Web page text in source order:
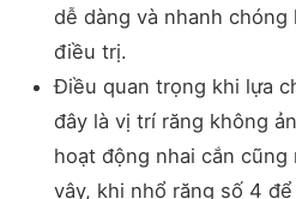
dễ dàng và nhanh
điều trị.
Điều quan trọng khi lựa
đây là vị trí răng không
hoạt động nhai cắn cũng
vậy, khi nhổ răng số 4